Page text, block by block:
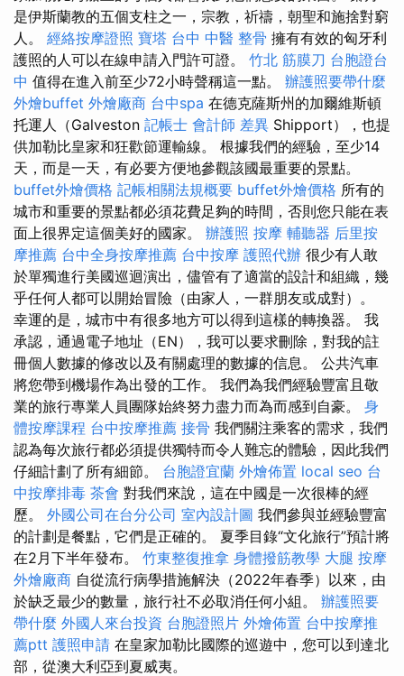
是伊斯蘭教的五個支柱之一，宗教，祈禱，朝聖和施捨對窮
人。 經絡按摩證照 寶塔 台中 中醫 整骨 擁有有效的匈牙利
護照的人可以在線申請入門許可證。 竹北 筋膜刀 台胞證台
中 值得在進入前至少72小時聲稱這一點。 辦護照要帶什麼
外燴buffet 外燴廠商 台中spa 在德克薩斯州的加爾維斯頓
托運人（Galveston 記帳士 會計師 差異 Shipport），也提
供加勒比皇家和狂歡節運輸線。 根據我們的經驗，至少14
天，而是一天，有必要方便地參觀該國最重要的景點。
buffet外燴價格 記帳相關法規概要 buffet外燴價格 所有的
城市和重要的景點都必須花費足夠的時間，否則您只能在表
面上很界定這個美好的國家。 辦護照 按摩 輔聽器 后里按
摩推薦 台中全身按摩推薦 台中按摩 護照代辦 很少有人敢
於單獨進行美國巡迴演出，儘管有了適當的設計和組織，幾
乎任何人都可以開始冒險（由家人，一群朋友或成對）。
幸運的是，城市中有很多地方可以得到這樣的轉換器。 我
承認，通過電子地址（EN），我可以要求刪除，對我的註
冊個人數據的修改以及有關處理的數據的信息。 公共汽車
將您帶到機場作為出發的工作。 我們為我們經驗豐富且敬
業的旅行專業人員團隊始終努力盡力而為而感到自豪。 身
體按摩課程 台中按摩推薦 接骨 我們關注乘客的需求，我們
認為每次旅行都必須提供獨特而令人難忘的體驗，因此我們
仔細計劃了所有細節。 台胞證宜蘭 外燴佈置 local seo 台
中按摩排毒 茶會 對我們來說，這在中國是一次很棒的經
歷。 外國公司在台分公司 室內設計圖 我們參與並經驗豐富
的計劃是餐點，它們是正確的。 夏季目錄“文化旅行”預計將
在2月下半年發布。 竹東整復推拿 身體撥筋教學 大腿 按摩
外燴廠商 自從流行病學措施解決（2022年春季）以來，由
於缺乏最少的數量，旅行社不必取消任何小組。 辦護照要
帶什麼 外國人來台投資 台胞證照片 外燴佈置 台中按摩推
薦ptt 護照申請 在皇家加勒比國際的巡遊中，您可以到達北
部，從澳大利亞到夏威夷。